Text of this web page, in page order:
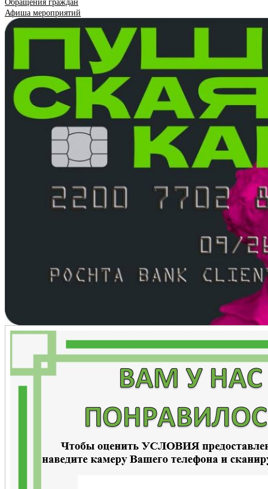
Обращения граждан
Афиша мероприятий